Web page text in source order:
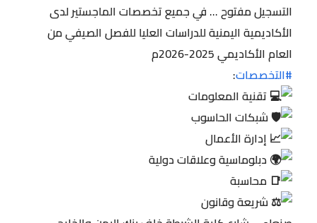
التسجيل مفتوح … في جميع تخصصات الماجستير لدى
الأكاديمية اليمنية للدراسات العليا للفصل الصيفي من
العام الأكاديمي 2025-2026م
#التخصصات:
تقنية المعلومات
شبكات الحاسوب
إدارة الأعمال
دبلوماسية وعلاقات دولية
محاسبة
شريعة وقانون